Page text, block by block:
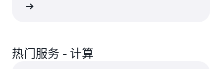
热门服务 - 计算